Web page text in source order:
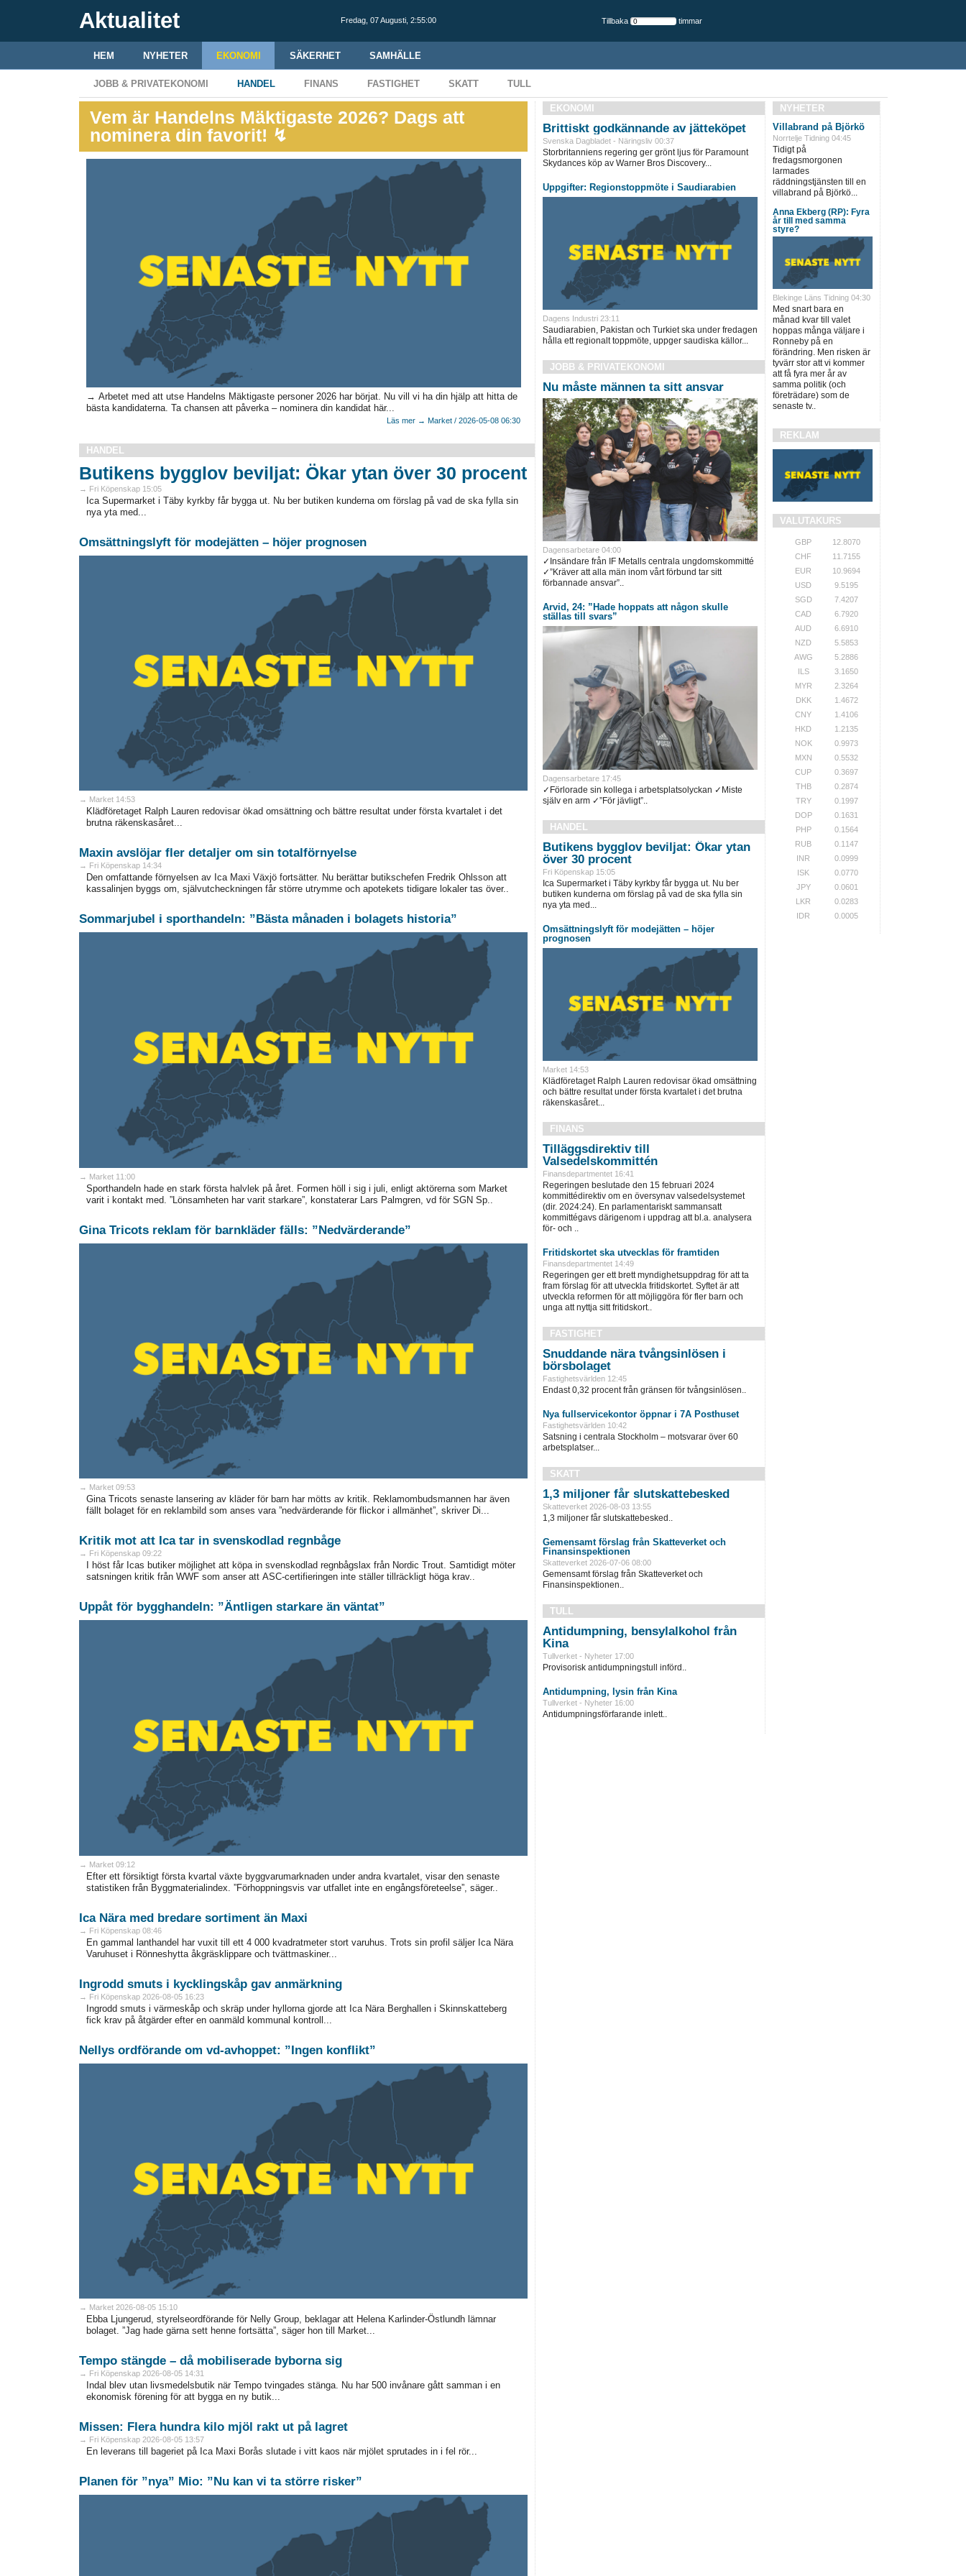
Aktualitet Fredag, 07 Augusti, 2:55:01 Tillbaka timmar
HEM NYHETER EKONOMI SÄKERHET SAMHÄLLE
JOBB & PRIVATEKONOMI HANDEL FINANS FASTIGHET SKATT TULL
Vem är Handelns Mäktigaste 2026? Dags att
nominera din favorit! ↯
→ Arbetet med att utse Handelns Mäktigaste personer 2026 har börjat. Nu vill vi ha din hjälp att hitta de
bästa kandidaterna. Ta chansen att påverka – nominera din kandidat här...
Läs mer → Market / 2026-05-08 06:30
HANDEL
Butikens bygglov beviljat: Ökar ytan över 30 procent
→ Fri Köpenskap 15:05
Ica Supermarket i Täby kyrkby får bygga ut. Nu ber butiken kunderna om förslag på vad de ska fylla sin
nya yta med...
Omsättningslyft för modejätten – höjer prognosen
→ Market 14:53
Klädföretaget Ralph Lauren redovisar ökad omsättning och bättre resultat under första kvartalet i det
brutna räkenskasåret...
Maxin avslöjar fler detaljer om sin totalförnyelse
→ Fri Köpenskap 14:34
Den omfattande förnyelsen av Ica Maxi Växjö fortsätter. Nu berättar butikschefen Fredrik Ohlsson att
kassalinjen byggs om, självutcheckningen får större utrymme och apotekets tidigare lokaler tas över..
Sommarjubel i sporthandeln: ”Bästa månaden i bolagets historia”
→ Market 11:00
Sporthandeln hade en stark första halvlek på året. Formen höll i sig i juli, enligt aktörerna som Market
varit i kontakt med. ”Lönsamheten har varit starkare”, konstaterar Lars Palmgren, vd för SGN Sp..
Gina Tricots reklam för barnkläder fälls: ”Nedvärderande”
→ Market 09:53
Gina Tricots senaste lansering av kläder för barn har mötts av kritik. Reklamombudsmannen har även
fällt bolaget för en reklambild som anses vara ”nedvärderande för flickor i allmänhet”, skriver Di...
Kritik mot att Ica tar in svenskodlad regnbåge
→ Fri Köpenskap 09:22
I höst får Icas butiker möjlighet att köpa in svenskodlad regnbågslax från Nordic Trout. Samtidigt möter
satsningen kritik från WWF som anser att ASC-certifieringen inte ställer tillräckligt höga krav..
Uppåt för bygghandeln: ”Äntligen starkare än väntat”
→ Market 09:12
Efter ett försiktigt första kvartal växte byggvarumarknaden under andra kvartalet, visar den senaste
statistiken från Byggmaterialindex. ”Förhoppningsvis var utfallet inte en engångsföreteelse”, säger..
Ica Nära med bredare sortiment än Maxi
→ Fri Köpenskap 08:46
En gammal lanthandel har vuxit till ett 4 000 kvadratmeter stort varuhus. Trots sin profil säljer Ica Nära
Varuhuset i Rönneshytta åkgräsklippare och tvättmaskiner...
Ingrodd smuts i kycklingskåp gav anmärkning
→ Fri Köpenskap 2026-08-05 16:23
Ingrodd smuts i värmeskåp och skräp under hyllorna gjorde att Ica Nära Berghallen i Skinnskatteberg
fick krav på åtgärder efter en oanmäld kommunal kontroll...
Nellys ordförande om vd-avhoppet: ”Ingen konflikt”
→ Market 2026-08-05 15:10
Ebba Ljungerud, styrelseordförande för Nelly Group, beklagar att Helena Karlinder-Östlundh lämnar
bolaget. ”Jag hade gärna sett henne fortsätta”, säger hon till Market...
Tempo stängde – då mobiliserade byborna sig
→ Fri Köpenskap 2026-08-05 14:31
Indal blev utan livsmedelsbutik när Tempo tvingades stänga. Nu har 500 invånare gått samman i en
ekonomisk förening för att bygga en ny butik...
Missen: Flera hundra kilo mjöl rakt ut på lagret
→ Fri Köpenskap 2026-08-05 13:57
En leverans till bageriet på Ica Maxi Borås slutade i vitt kaos när mjölet sprutades in i fel rör...
Planen för ”nya” Mio: ”Nu kan vi ta större risker”
EKONOMI
Brittiskt godkännande av jätteköpet
Svenska Dagbladet - Näringsliv 00:37
Storbritanniens regering ger grönt ljus för Paramount
Skydances köp av Warner Bros Discovery...
Uppgifter: Regionstoppmöte i Saudiarabien
Dagens Industri 23:11
Saudiarabien, Pakistan och Turkiet ska under fredagen
hålla ett regionalt toppmöte, uppger saudiska källor...
JOBB & PRIVATEKONOMI
Nu måste männen ta sitt ansvar
Dagensarbetare 04:00
✓Insändare från IF Metalls centrala ungdomskommitté
✓”Kräver att alla män inom vårt förbund tar sitt
förbannade ansvar”..
Arvid, 24: ”Hade hoppats att någon skulle
ställas till svars”
Dagensarbetare 17:45
✓Förlorade sin kollega i arbetsplatsolyckan ✓Miste
själv en arm ✓”För jävligt”..
HANDEL
Butikens bygglov beviljat: Ökar ytan
över 30 procent
Fri Köpenskap 15:05
Ica Supermarket i Täby kyrkby får bygga ut. Nu ber
butiken kunderna om förslag på vad de ska fylla sin
nya yta med...
Omsättningslyft för modejätten – höjer
prognosen
Market 14:53
Klädföretaget Ralph Lauren redovisar ökad omsättning
och bättre resultat under första kvartalet i det brutna
räkenskasåret...
FINANS
Tilläggsdirektiv till
Valsedelskommittén
Finansdepartmentet 16:41
Regeringen beslutade den 15 februari 2024
kommittédirektiv om en översynav valsedelsystemet
(dir. 2024:24). En parlamentariskt sammansatt
kommittégavs därigenom i uppdrag att bl.a. analysera
för- och ..
Fritidskortet ska utvecklas för framtiden
Finansdepartmentet 14:49
Regeringen ger ett brett myndighetsuppdrag för att ta
fram förslag för att utveckla fritidskortet. Syftet är att
utveckla reformen för att möjliggöra för fler barn och
unga att nyttja sitt fritidskort..
FASTIGHET
Snuddande nära tvångsinlösen i
börsbolaget
Fastighetsvärlden 12:45
Endast 0,32 procent från gränsen för tvångsinlösen..
Nya fullservicekontor öppnar i 7A Posthuset
Fastighetsvärlden 10:42
Satsning i centrala Stockholm – motsvarar över 60
arbetsplatser...
SKATT
1,3 miljoner får slutskattebesked
Skatteverket 2026-08-03 13:55
1,3 miljoner får slutskattebesked..
Gemensamt förslag från Skatteverket och
Finansinspektionen
Skatteverket 2026-07-06 08:00
Gemensamt förslag från Skatteverket och
Finansinspektionen..
TULL
Antidumpning, bensylalkohol från
Kina
Tullverket - Nyheter 17:00
Provisorisk antidumpningstull införd..
Antidumpning, lysin från Kina
Tullverket - Nyheter 16:00
Antidumpningsförfarande inlett..
NYHETER
Villabrand på Björkö
Norrtelje Tidning 04:45
Tidigt på
fredagsmorgonen
larmades
räddningstjänsten till en
villabrand på Björkö...
Anna Ekberg (RP): Fyra
år till med samma
styre?
Blekinge Läns Tidning 04:30
Med snart bara en
månad kvar till valet
hoppas många väljare i
Ronneby på en
förändring. Men risken är
tyvärr stor att vi kommer
att få fyra mer år av
samma politik (och
företrädare) som de
senaste tv..
REKLAM
VALUTAKURS
GBP
12.8070
CHF
11.7155
EUR
10.9694
USD
9.5195
SGD
7.4207
CAD
6.7920
AUD
6.6910
NZD
5.5853
AWG
5.2886
ILS
3.1650
MYR
2.3264
DKK
1.4672
CNY
1.4106
HKD
1.2135
NOK
0.9973
MXN
0.5532
CUP
0.3697
THB
0.2874
TRY
0.1997
DOP
0.1631
PHP
0.1564
RUB
0.1147
INR
0.0999
ISK
0.0770
JPY
0.0601
LKR
0.0283
IDR
0.0005